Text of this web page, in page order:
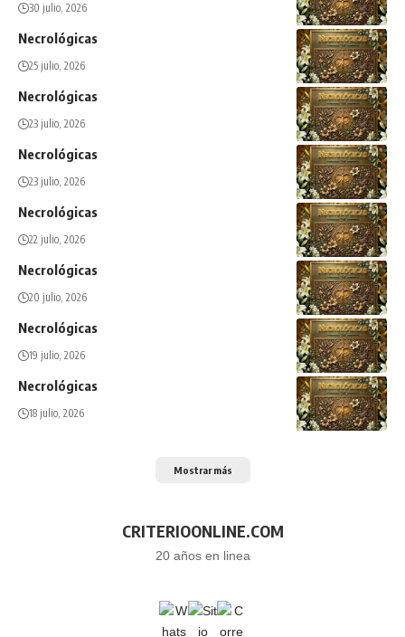
30 julio, 2026
Necrológicas
25 julio, 2026
Necrológicas
23 julio, 2026
Necrológicas
23 julio, 2026
Necrológicas
22 julio, 2026
Necrológicas
20 julio, 2026
Necrológicas
19 julio, 2026
Necrológicas
18 julio, 2026
Mostrar más
CRITERIOONLINE.COM
20 años en linea